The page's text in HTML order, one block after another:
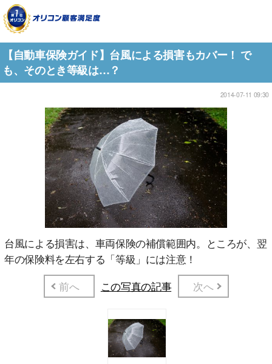
【自動車保険ガイド】台風による損害もカバー！ で
も、そのとき等級は…？
2014-07-11 09:30
台風による損害は、車両保険の補償範囲内。ところが、翌
年の保険料を左右する「等級」には注意！
前へ
この写真の記事 次へ